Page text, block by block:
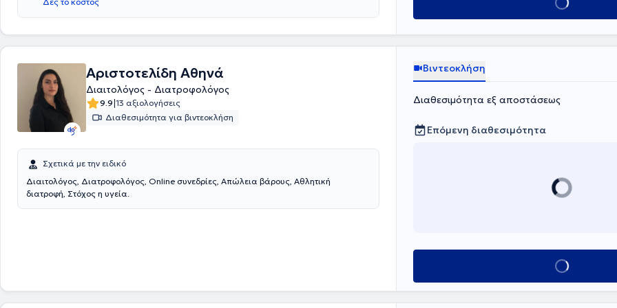
Κλείσε ραντεβού
Αριστοτελίδη Αθηνά
Διαιτολόγος - Διατροφολόγος
9.9|13 αξιολογήσεις
Διαθεσιμότητα για βιντεοκλήση
Σχετικά με την ειδικό
Διαιτολόγος, Διατροφολόγος, Online συνεδρίες, Απώλεια βάρους, Αθλητική
διατροφή, Στόχος η υγεία.
Βιντεοκλήση
Διαθεσιμότητα εξ αποστάσεως
Επόμενη διαθεσιμότητα
Κλείσε ραντεβού